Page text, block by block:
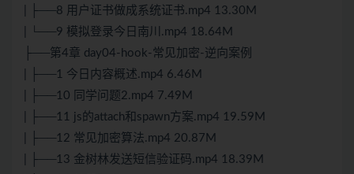
| ├──8 用户证书做成系统证书.mp4 13.30M
| └──9 模拟登录今日南川.mp4 18.64M
├──第4章 day04-hook-常见加密-逆向案例
| ├──1 今日内容概述.mp4 6.46M
| ├──10 同学问题2.mp4 7.49M
| ├──11 js的attach和spawn方案.mp4 19.59M
| ├──12 常见加密算法.mp4 20.87M
| ├──13 金树林发送短信验证码.mp4 18.39M